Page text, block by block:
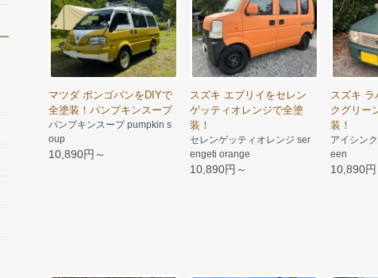
マツダ ボンゴバンをDIYで
全塗装！パンプキンスープ
パンプキンスープ pumpkin s
oup
10,890円～
スズキ エブリイをセレン
ゲッティオレンジで全塗
装！
セレンゲッティオレンジ ser
engeti orange
10,890円～
スズキ ラ
クグリー
装！
アイシン
een
10,890円